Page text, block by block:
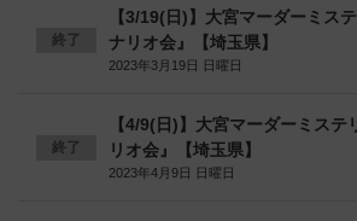
終了
【3/19(日)】大宮マーダーミス
ナリオ会』【埼玉県】
2023年3月19日 日曜日
終了
【4/9(日)】大宮マーダーミステ
リオ会』【埼玉県】
2023年4月9日 日曜日